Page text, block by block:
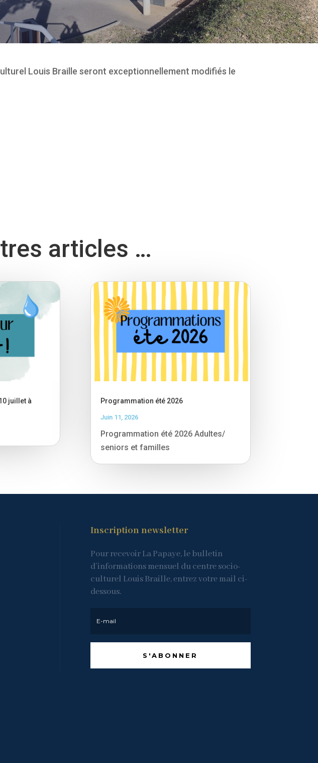
Louis Braille seront exceptionnellement modifiés le
articles …
juillet à
Programmation été 2026
Juin 11, 2026
Programmation été 2026 Adultes/
seniors et familles
Inscription newsletter
Pour recevoir La Papaye, le bulletin
d’informations mensuel du centre socio-
culturel Louis Braille, entrez votre mail ci-
dessous.
S'ABONNER